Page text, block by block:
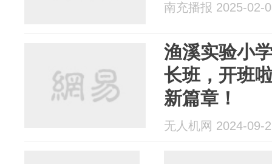
南充播报 2025-02-
渔溪实验小
长班，开班
新篇章！
无人机网 2024-09-